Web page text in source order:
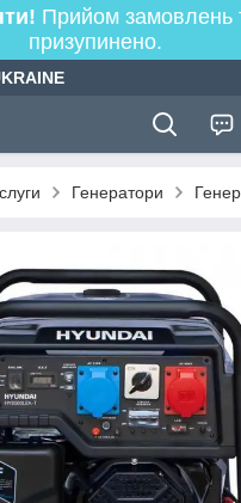
Прийом замовлень
призупинено.
Генератори